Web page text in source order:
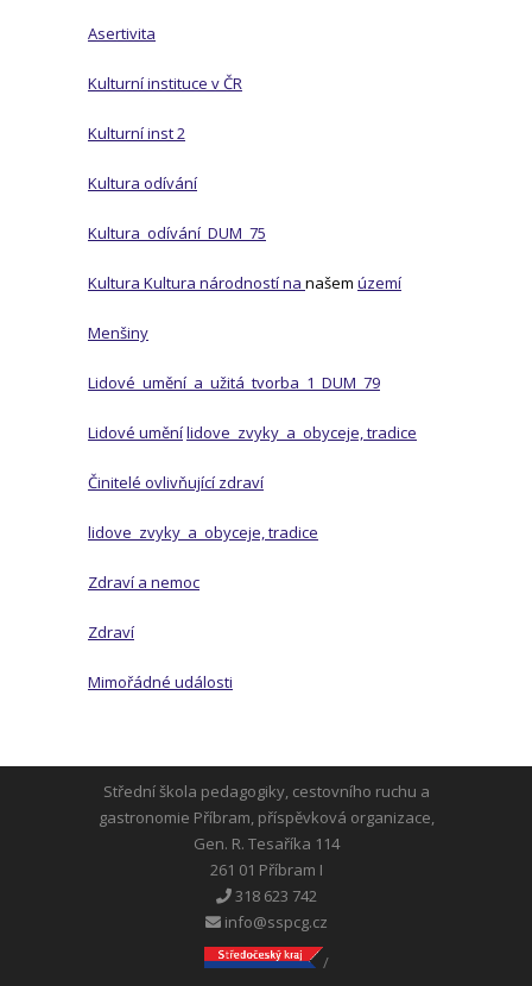
Asertivita
Kulturní instituce v ČR
Kulturní inst 2
Kultura odívání
Kultura_odívání_DUM_75
Kultura Kultura národností na našem území
Menšiny
Lidové_umění_a_užitá_tvorba_1_DUM_79
Lidové uměnílidove_zvyky_a_obyceje,tradice
Činitelé ovlivňující zdraví
lidove_zvyky_a_obyceje, tradice
Zdraví a nemoc
Zdraví
Mimořádné události
Střední škola pedagogiky, cestovního ruchu a
gastronomie Příbram, příspěvková organizace,
Gen. R. Tesaříka 114
261 01 Příbram I
318 623 742
info@sspcg.cz
/